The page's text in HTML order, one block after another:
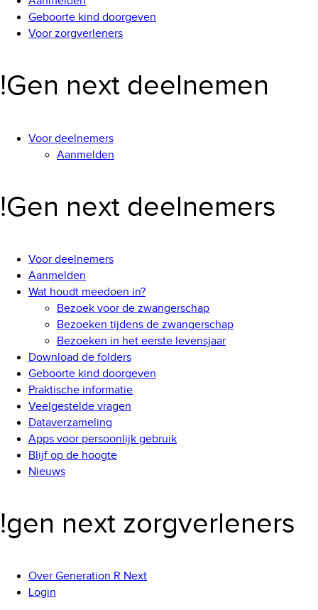
Geboorte kind doorgeven
Voor zorgverleners
!Gen next deelnemen
Voor deelnemers
Aanmelden
!Gen next deelnemers
Voor deelnemers
Aanmelden
Wat houdt meedoen in?
Bezoek voor de zwangerschap
Bezoeken tijdens de zwangerschap
Bezoeken in het eerste levensjaar
Download de folders
Geboorte kind doorgeven
Praktische informatie
Veelgestelde vragen
Dataverzameling
Apps voor persoonlijk gebruik
Blijf op de hoogte
Nieuws
!gen next zorgverleners
Over Generation R Next
Login